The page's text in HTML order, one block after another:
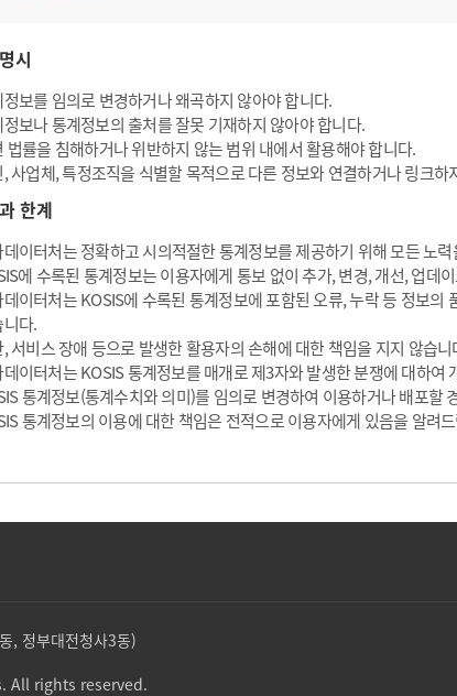
시
보를 임의로 변경하거나 왜곡하지 않아야 합니다.
보나 통계정보의 출처를 잘못 기재하지 않아야 합니다.
법률을 침해하거나 위반하지 않는 범위 내에서 활용해야 합니다.
, 사업체, 특정조직을 식별할 목적으로 다른 정보와 연결하거나 링크하
한계
이터처는 정확하고 시의적절한 통계정보를 제공하기 위해 모든 노
에 수록된 통계정보는 이용자에게 통보 없이 추가, 변경, 개선, 업데
이터처는 KOSIS에 수록된 통계정보에 포함된 오류, 누락 등 정보의
다.
서비스 장애 등으로 발생한 활용자의 손해에 대한 책임을 지지 않습니
이터처는 KOSIS 통계정보를 매개로 제3자와 발생한 분쟁에 대하여
통계정보(통계수치와 의미)를 임의로 변경하여 이용하거나 배포할
통계정보의 이용에 대한 책임은 전적으로 이용자에게 있음을 알려
, 정부대전청사3동)
All rights reserved.